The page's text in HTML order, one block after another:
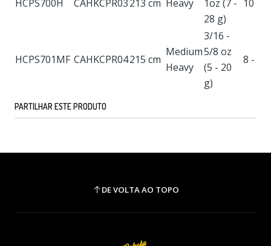
HCPS700H CAHKCPR03213 cm Heavy
1oz (7 -
28 g)
10 -
HCPS701MF CAHKCPR04215 cm
Medium
Heavy
3/16 -
5/8 oz
(5 - 20
g)
8 - 20
PARTILHAR ESTE PRODUTO
DE VOLTA AO TOPO